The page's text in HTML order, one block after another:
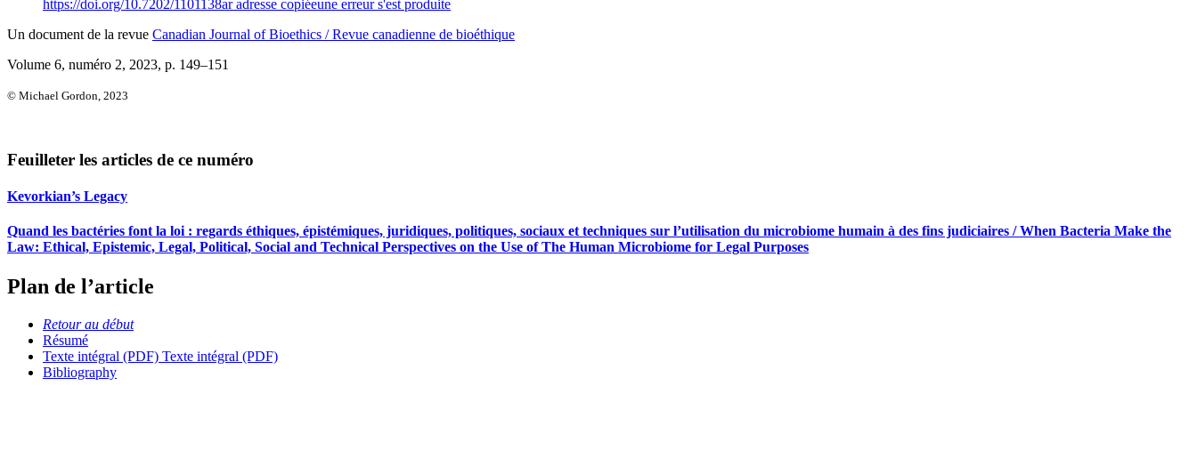
https://doi.org/10.7202/1101138aradresse copiéeune erreur s'est produite
Un document de la revue Canadian Journal of Bioethics / Revue canadienne de bioéthique
Volume 6, numéro 2, 2023, p. 149–151
© Michael Gordon, 2023
Feuilleter les articles de ce numéro
Kevorkian’s Legacy
Quand les bactéries font la loi : regards éthiques, épistémiques, juridiques, politiques, sociaux et techniques sur l’utilisation du microbiome humain à des fins judiciaires / When Bacteria Make the
Law: Ethical, Epistemic, Legal, Political, Social and Technical Perspectives on the Use of The Human Microbiome for Legal Purposes
Plan de l’article
Retour au début
Résumé
Texte intégral (PDF) Texte intégral (PDF)
Bibliography